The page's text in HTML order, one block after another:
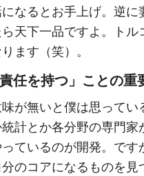
なるとお手上げ。逆に
天下一品ですよ。トル
ます（笑）。
任を持つ」ことの重
が無いと僕は思ってい
計とか各分野の専門家
ているのが開発。です
のコアになるものを見